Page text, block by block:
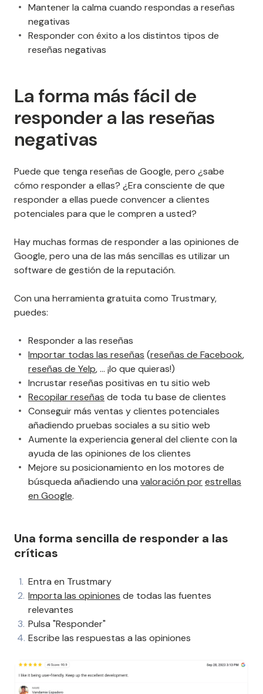
Mantener la calma cuando respondas a reseñas
negativas
Responder con éxito a los distintos tipos de
reseñas negativas
La forma más fácil de
responder a las reseñas
negativas
Puede que tenga reseñas de Google, pero ¿sabe
cómo responder a ellas? ¿Era consciente de que
responder a ellas puede convencer a clientes
potenciales para que le compren a usted?
Hay muchas formas de responder a las opiniones de
Google, pero una de las más sencillas es utilizar un
software de gestión de la reputación.
Con una herramienta gratuita como Trustmary,
puedes:
Responder a las reseñas
Importar todas las reseñas (reseñas de Facebook,
reseñas de Yelp, … ¡lo que quieras!)
Incrustar reseñas positivas en tu sitio web
Recopilar reseñas de toda tu base de clientes
Conseguir más ventas y clientes potenciales
añadiendo pruebas sociales a su sitio web
Aumente la experiencia general del cliente con la
ayuda de las opiniones de los clientes
Mejore su posicionamiento en los motores de
búsqueda añadiendo una valoración porestrellas
en Google.
Una forma sencilla de responder a las
críticas
Entra en Trustmary
Importa las opiniones de todas las fuentes
relevantes
Pulsa "Responder"
Escribe las respuestas a las opiniones